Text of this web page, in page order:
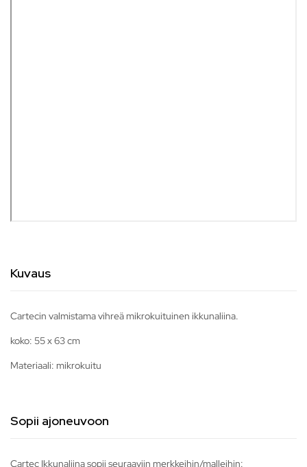
Kuvaus
Cartecin valmistama vihreä mikrokuituinen ikkunaliina.
koko: 55 x 63 cm
Materiaali: mikrokuitu
Sopii ajoneuvoon
Cartec Ikkunaliina sopii seuraaviin merkkeihin/malleihin: